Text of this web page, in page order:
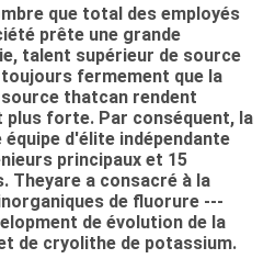
que total des employés
prête une grande
talent supérieur de source
fermement que la
thatcan rendent
forte. Par conséquent, la
d'élite indépendante
principaux et 15
Theyare a consacré à la
de fluorure ---
de évolution de la
de cryolithe de potassium.